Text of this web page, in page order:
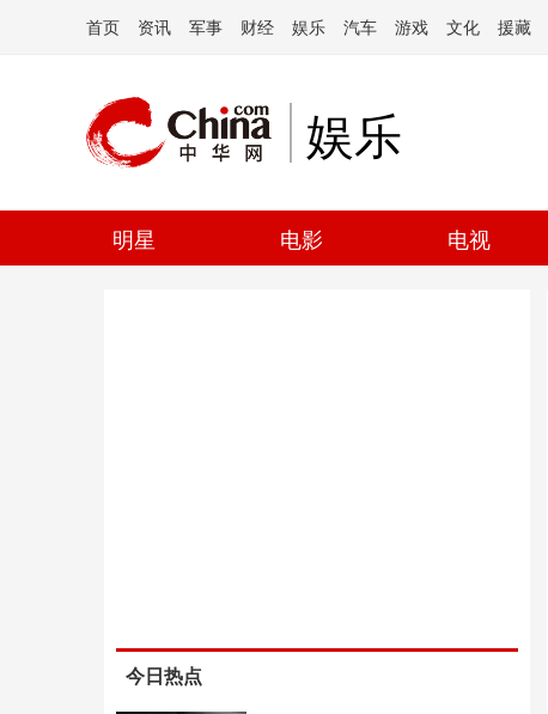
首页 资讯 军事 财经 娱乐 汽车 游戏 文化 援藏
娱乐
明星 电影 电视
今日热点